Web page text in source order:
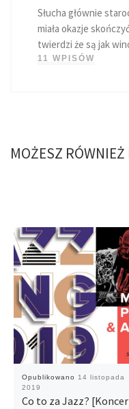
Słucha głównie
miała okazje
twierdzi że są jak
11 WPISÓW
MOŻESZ
Opublikowano
14 listopada
2019
Co to za Jazz?